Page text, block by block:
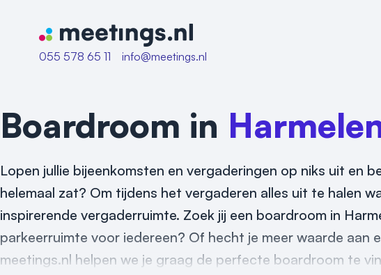
Naar home van Meetings
055 578 65 11
info@meetings.nl
Boardroom in
Lopen jullie bijeenkomsten en vergaderingen op niks uit en
helemaal zat? Om tijdens het vergaderen alles uit te halen
inspirerende vergaderruimte. Zoek jij een boardroom in
parkeerruimte voor iedereen? Of hecht je meer waarde aan
meetings.nl helpen we je graag de perfecte boardroom te